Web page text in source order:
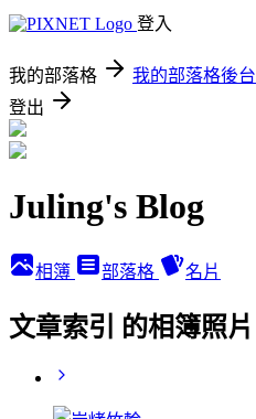
登入
我的部落格 我的部落格後台
登出
Juling's Blog
相簿 部落格 名片
文章索引 的相簿照片